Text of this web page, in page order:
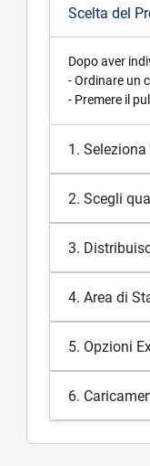
Scelta del
Dopo aver
- Ordinare un
- Premere il
1.
2. Scegli
3.
4. Area di
5. Opzioni
6.